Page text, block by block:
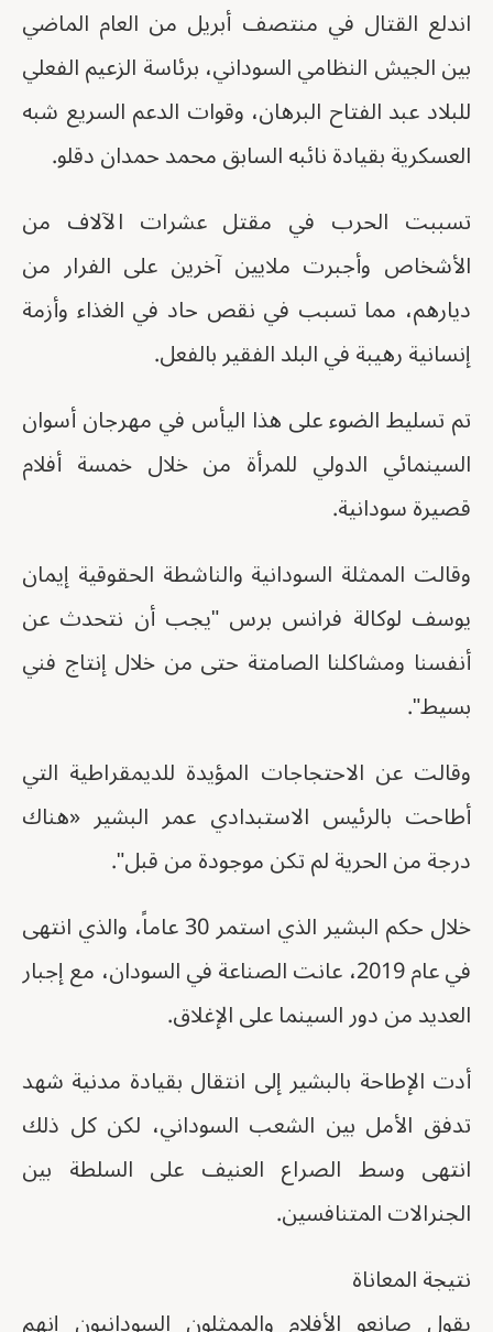
اندلع القتال في منتصف أبريل من العام الماضي
بين الجيش النظامي السوداني، برئاسة الزعيم الفعلي
للبلاد عبد الفتاح البرهان، وقوات الدعم السريع شبه
العسكرية بقيادة نائبه السابق محمد حمدان دقلو.
تسببت الحرب في مقتل عشرات الآلاف من
الأشخاص وأجبرت ملايين آخرين على الفرار من
ديارهم، مما تسبب في نقص حاد في الغذاء وأزمة
إنسانية رهيبة في البلد الفقير بالفعل.
تم تسليط الضوء على هذا اليأس في مهرجان أسوان
السينمائي الدولي للمرأة من خلال خمسة أفلام
قصيرة سودانية.
وقالت الممثلة السودانية والناشطة الحقوقية إيمان
يوسف لوكالة فرانس برس "يجب أن نتحدث عن
أنفسنا ومشاكلنا الصامتة حتى من خلال إنتاج فني
بسيط".
وقالت عن الاحتجاجات المؤيدة للديمقراطية التي
أطاحت بالرئيس الاستبدادي عمر البشير «هناك
درجة من الحرية لم تكن موجودة من قبل".
خلال حكم البشير الذي استمر 30 عاماً، والذي انتهى
في عام 2019، عانت الصناعة في السودان، مع إجبار
العديد من دور السينما على الإغلاق.
أدت الإطاحة بالبشير إلى انتقال بقيادة مدنية شهد
تدفق الأمل بين الشعب السوداني، لكن كل ذلك
انتهى وسط الصراع العنيف على السلطة بين
الجنرالات المتنافسين.
نتيجة المعاناة